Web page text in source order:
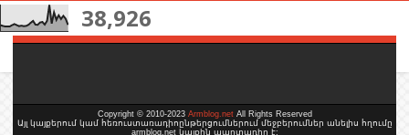
38,926
Copyright © 2010-2023 Armblog.netAll Rights Reserved
Այլ կայքերում կամ հեռուստառադիոընթերցումներում մեջբերումներ անելիս հղումը
armblog.net կայքին պարտադիր է: